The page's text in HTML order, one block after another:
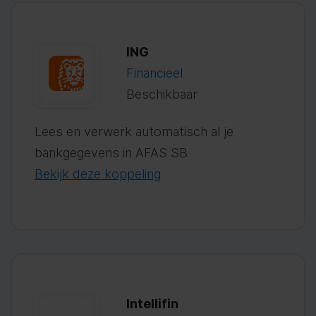
ING
Financieel
Beschikbaar
Lees en verwerk automatisch al je
bankgegevens in AFAS SB
Bekijk deze koppeling
Intellifin